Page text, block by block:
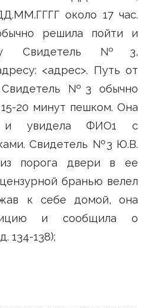
около 17 час.
решила пойти и
у Свидетель №3,
<адрес>. Путь от
№3 обычно
20 минут пешком. Она
увидела ФИО1 с
Свидетель №3 Ю.В.
порога двери в ее
бранью велел
к себе домой, она
и сообщила о
134-138);